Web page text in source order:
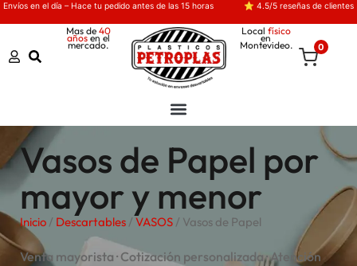
Envíos en el día – Hace tu pedido antes de las 15 horas ⭐ 4.5/5 reseñas de clientes
Mas de 40
añosen el
mercado.
Local físico
en
Montevideo. 0
Vasos de Papel por
mayor y menor
Inicio / Descartables / VASOS / Vasos de Papel
Venta mayorista · Cotización personalizada · Atención